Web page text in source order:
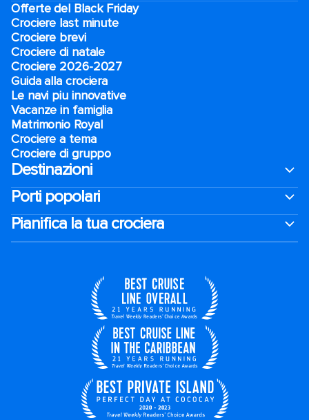
Offerte del Black Friday
Crociere last minute
Crociere brevi​
Crociere di natale​
Crociere 2026-2027
Guida alla crociera
Le navi piu innovative
Vacanze in famiglia
Matrimonio Royal
Crociere a tema
Crociere di gruppo
Destinazioni
Porti popolari
Pianifica la tua crociera